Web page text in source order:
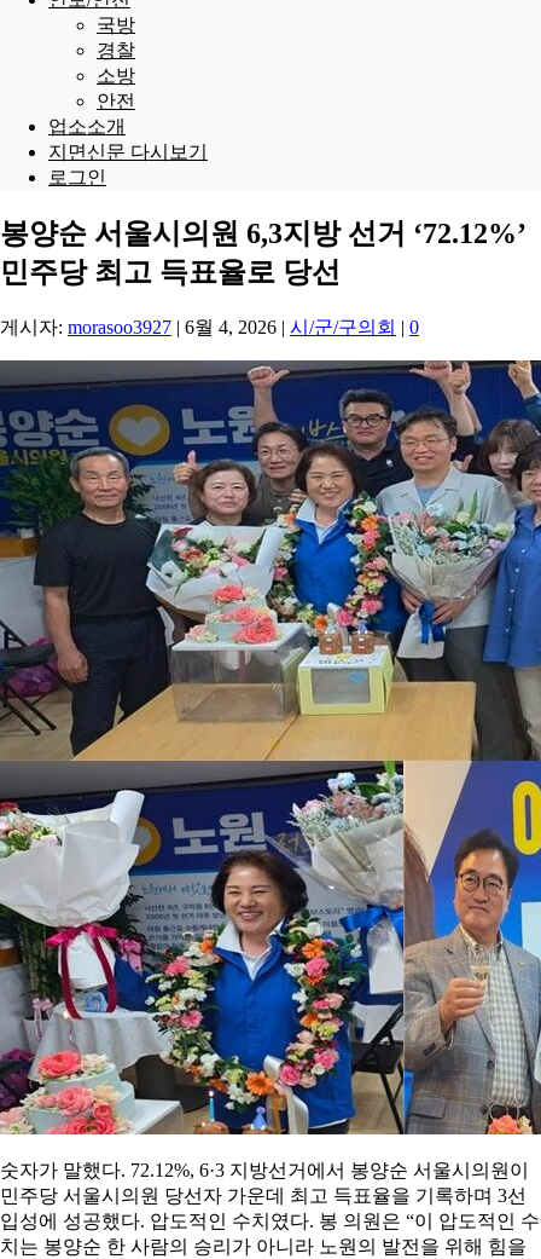
국방
경찰
소방
안전
업소소개
지면신문 다시보기
로그인
봉양순 서울시의원 6,3지방 선거 ‘72.12%’
민주당 최고 득표율로 당선
게시자: morasoo3927 | 6월 4, 2026 | 시/군/구의회 | 0
숫자가 말했다. 72.12%, 6·3 지방선거에서 봉양순 서울시의원이
민주당 서울시의원 당선자 가운데 최고 득표율을 기록하며 3선
입성에 성공했다. 압도적인 수치였다. 봉 의원은 “이 압도적인 수
치는 봉양순 한 사람의 승리가 아니라 노원의 발전을 위해 힘을